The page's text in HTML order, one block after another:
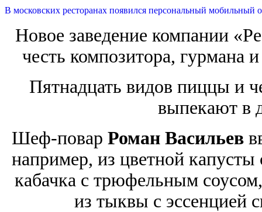
В московских ресторанах появился персональный мобильный
Новое заведение компании
честь композитора, гурмана
Пятнадцать видов пиццы и
выпекают в
Шеф-повар Роман Васильев
например, из цветной
кабачка с трюфельным
из тыквы с эссенцией